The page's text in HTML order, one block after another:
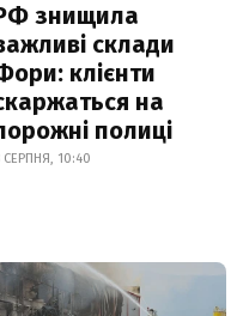
знищила
склади
клієнти
на
полиці
СЕРПНЯ, 10:40